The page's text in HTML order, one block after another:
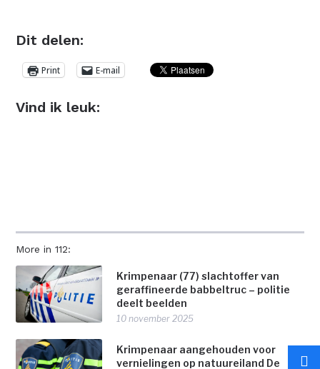
More in 112:
Krimpenaar (77) slachtoffer van
geraffineerde babbeltruc – politie
deelt beelden
10 november 2025
Krimpenaar aangehouden voor
vernielingen op natuureiland De
Dit delen:
Print E-mail
Vind ik leuk: